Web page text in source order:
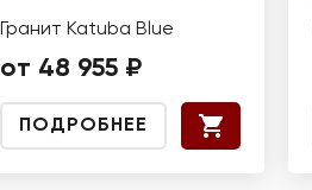
Гранит Katuba Blue
от 48 955 ₽
ПОДРОБНЕЕ